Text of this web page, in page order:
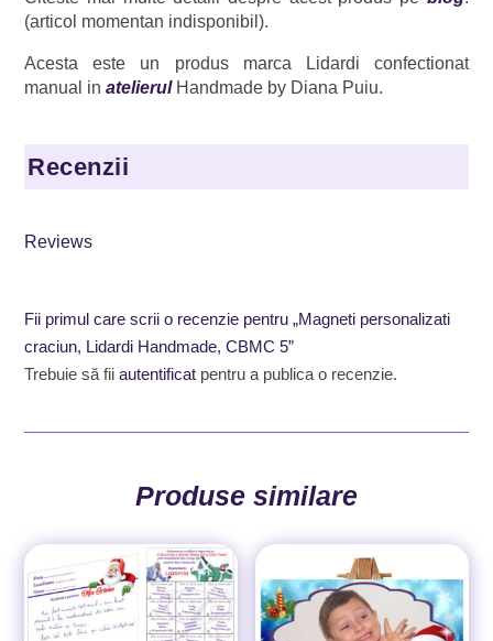
(articol momentan indisponibil).
Acesta este un produs marca Lidardi confectionat
manual inatelierul Handmade by Diana Puiu.
Recenzii
Reviews
Fii primul care scrii o recenzie pentru „Magneti personalizati
craciun, Lidardi Handmade, CBMC 5”
Trebuie să fiiautentificat pentru a publica o recenzie.
Produse similare